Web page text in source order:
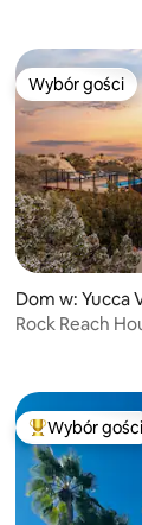
5 na 5,
Wybór gości
Wybór gości
Dom w: Yucca
Rock Reach
Wybór gości